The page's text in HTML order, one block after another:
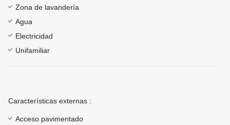
Zona de lavandería
Agua
Electricidad
Unifamiliar
Características externas :
Acceso pavimentado